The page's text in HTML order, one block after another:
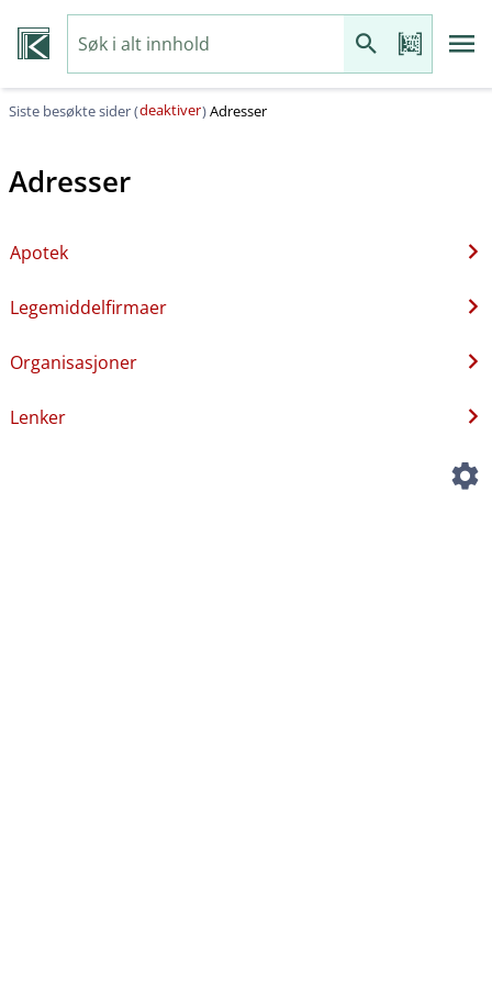
Siste besøkte sider (deaktiver)Adresser
Adresser
Apotek
Legemiddelfirmaer
Organisasjoner
Lenker